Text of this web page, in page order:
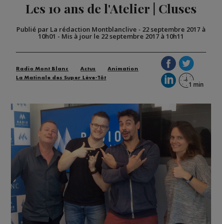
Les 10 ans de l'Atelier | Cluses
Publié par La rédaction Montblanclive - 22 septembre 2017 à
10h01 - Mis à jour le 22 septembre 2017 à 10h11
Radio Mont Blanc Actus
Animation
La Matinale des Super Lève-Tôt